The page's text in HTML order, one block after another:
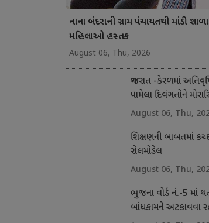
નાના બંદરાની ગ્રામ પંચાયતથી માંડી
મહિલાઓ હસ્તક
August 06, Thu, 2026
ગુજરાત -કેરળમાં
પામેલા દિવંગતોને
અને સહાય
August 06, Thu,
શિક્ષણની બાબતમાં
રોલમોડેલ
August 06, Thu,
ભુજના વોર્ડ નં.-5 માં
બાંધકામને અટકાવવા